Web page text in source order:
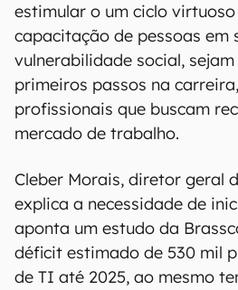
estimular o um ciclo
capacitação de pessoas em
vulnerabilidade social,
primeiros passos na
profissionais que buscam
mercado de trabalho.
Cleber Morais, diretor geral
explica a necessidade de
aponta um estudo da
déficit estimado de 530 mil
de TI até 2025, ao mesmo